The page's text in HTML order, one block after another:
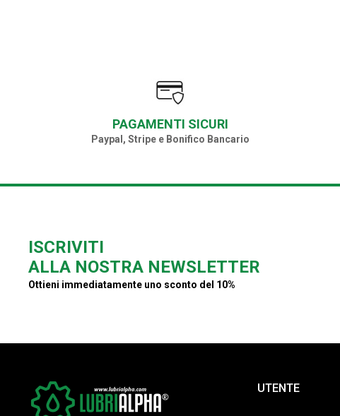
PAGAMENTI SICURI
Paypal, Stripe e Bonifico Bancario
ISCRIVITI
ALLA NOSTRA NEWSLETTER
Ottieni immediatamente uno sconto del 10%
UTENTE